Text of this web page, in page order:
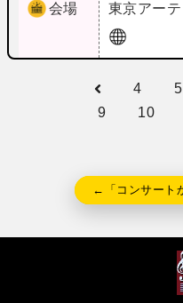
会場 東京アー
4 5
9
10
←「コンサート